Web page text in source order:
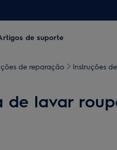
de suporte
de reparação Instruções
de lavar